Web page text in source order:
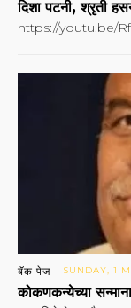
दिशा पटनी, श्रृती
https://youtu.be/
बॅक पेज SUNDAY, 1
कोकणकन्येच्या